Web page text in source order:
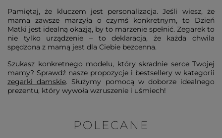
Pamiętaj, że kluczem jest personalizacja. Jeśli wiesz, że
mama zawsze marzyła o czymś konkretnym, to Dzień
Matki jest idealną okazją, by to marzenie spełnić. Zegarek to
nie tylko urządzenie – to deklaracja, że każda chwila
spędzona z mamą jest dla Ciebie bezcenna.
Szukasz konkretnego modelu, który skradnie serce Twojej
mamy? Sprawdź nasze propozycje i bestsellery w kategorii
zegarki damskie. Służymy pomocą w doborze idealnego
prezentu, który wywoła wzruszenie i uśmiech!
POLECANE